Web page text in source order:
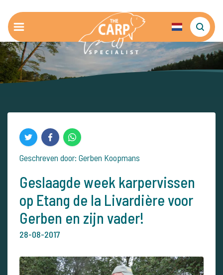
Geschreven door: Gerben Koopmans
Geslaagde week karpervissen
op Etang de la Livardière voor
Gerben en zijn vader!
28-08-2017